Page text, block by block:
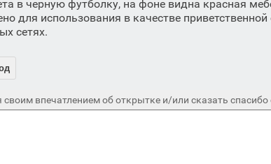
в черную футболку, на фоне видна красная
для использования в качестве
сетях.
впечатлением об открытке и/или сказать спасибо